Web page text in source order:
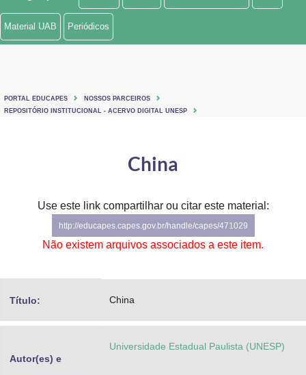
Ministério de Minas e Energia
Ministério do Turismo
Advocacia-Geral da União
Material UAB Periódicos
PORTAL EDUCAPES
NOSSOS PARCEIROS
REPOSITÓRIO INSTITUCIONAL - ACERVO DIGITAL UNESP
China
Use este link compartilhar ou citar este material:
http://educapes.capes.gov.br/handle/capes/471029
Não existem arquivos associados a este item.
Título: China
Autor(es) e
Universidade Estadual Paulista (UNESP)